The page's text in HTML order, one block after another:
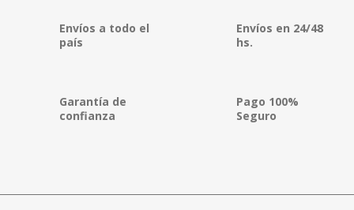
Envíos a todo el
país
Envíos en 24/48
hs.
Garantía de
confianza
Pago 100%
Seguro